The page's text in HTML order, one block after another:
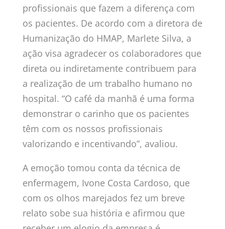
profissionais que fazem a diferença com
os pacientes. De acordo com a diretora de
Humanização do HMAP, Marlete Silva, a
ação visa agradecer os colaboradores que
direta ou indiretamente contribuem para
a realização de um trabalho humano no
hospital. “O café da manhã é uma forma
demonstrar o carinho que os pacientes
têm com os nossos profissionais
valorizando e incentivando”, avaliou.
A emoção tomou conta da técnica de
enfermagem, Ivone Costa Cardoso, que
com os olhos marejados fez um breve
relato sobe sua história e afirmou que